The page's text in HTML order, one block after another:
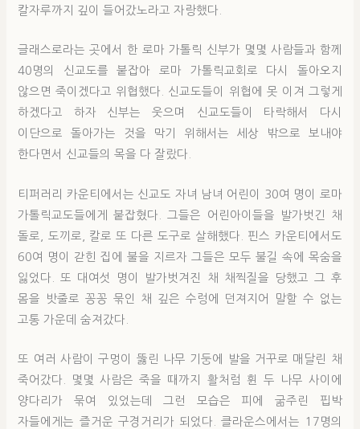
칼자루까지 깊이 들어갔노라고 자랑했다.
글래스로라는 곳에서 한 로마 가톨릭 신부가 몇몇 사람들과 함께
40명의 신교도를 붙잡아 로마 가톨릭교회로 다시 돌아오지
않으면 죽이겠다고 위협했다. 신교도들이 위협에 못 이겨 그렇게
하겠다고 하자 신부는 웃으며 신교도들이 타락해서 다시
이단으로 돌아가는 것을 막기 위해서는 세상 밖으로 보내야
한다면서 신교들의 목을 다 잘랐다.
티퍼러리 카운티에서는 신교도 자녀 남녀 어린이 30여 명이 로마
가톨릭교도들에게 붙잡혔다. 그들은 어린아이들을 발가벗긴 채
돌로, 도끼로, 칼로 또 다른 도구로 살해했다. 핀스 카운티에서도
60여 명이 갇힌 집에 불을 지르자 그들은 모두 불길 속에 목숨을
잃었다. 또 대여섯 명이 발가벗겨진 채 채찍질을 당했고 그 후
몸을 밧줄로 꽁꽁 묶인 채 깊은 수렁에 던져지어 말할 수 없는
고통 가운데 숨져갔다.
또 여러 사람이 구멍이 뚫린 나무 기둥에 발을 거꾸로 매달린 채
죽어갔다. 몇몇 사람은 죽을 때까지 활처럼 휜 두 나무 사이에
양다리가 묶여 있었는데 그런 모습은 피에 굶주린 핍박
자들에게는 즐거운 구경거리가 되었다. 클라운스에서는 17명의